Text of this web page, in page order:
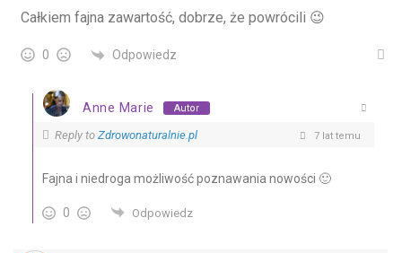
Całkiem fajna zawartość, dobrze, że powrócili 😉
0 Odpowiedz
Anne Marie Autor
Reply to Zdrowonaturalnie.pl 7 lat temu
Fajna i niedroga możliwość poznawania nowości 🙂
0 Odpowiedz